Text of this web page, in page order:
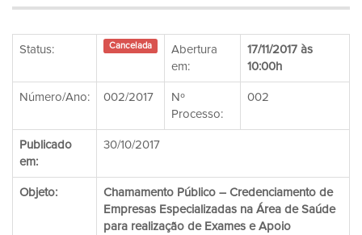
Status: Cancelada
Abertura
em:
17/11/2017 às
10:00h
Número/Ano: 002/2017
Nº
Processo:
002
Publicado
em:
30/10/2017
Objeto:
Chamamento Público – Credenciamento de
Empresas Especializadas na Área de Saúde
para realização de Exames e Apoio